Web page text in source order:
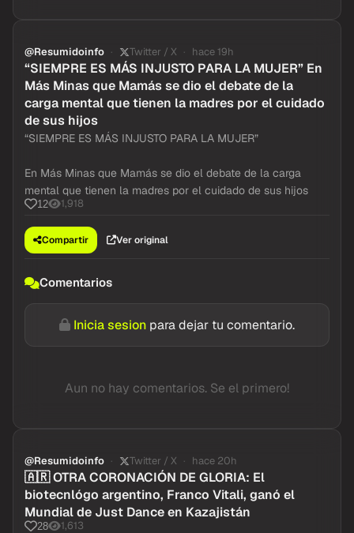
@Resumidoinfo Twitter / X hace 19h
“SIEMPRE ES MÁS INJUSTO PARA LA MUJER” En
Más Minas que Mamás se dio el debate de la
carga mental que tienen la madres por el cuidado
de sus hijos
“SIEMPRE ES MÁS INJUSTO PARA LA MUJER”
En Más Minas que Mamás se dio el debate de la carga
mental que tienen la madres por el cuidado de sus hijos
12 1,918
Compartir Ver original
Comentarios
Inicia sesion para dejar tu comentario.
Aun no hay comentarios. Se el primero!
@Resumidoinfo Twitter / X hace 20h
🇦🇷 OTRA CORONACIÓN DE GLORIA: El
biotecnlógo argentino, Franco Vitali, ganó el
Mundial de Just Dance en Kazajistán
28 1,613